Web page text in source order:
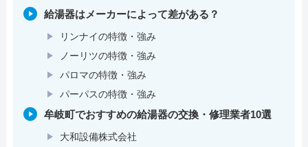
給湯器はメーカーによって差がある？
リンナイの特徴・強み
ノーリツの特徴・強み
パロマの特徴・強み
パーパスの特徴・強み
牟岐町でおすすめの給湯器の交換・修理業者10選
大和設備株式会社